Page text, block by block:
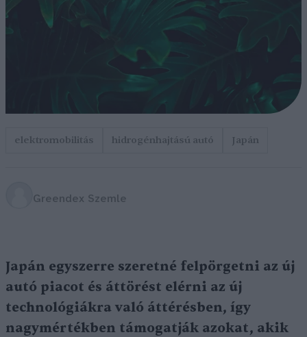
elektromobilitás hidrogénhajtású autó Japán
Greendex Szemle
Japán egyszerre szeretné felpörgetni az új
autó piacot és áttörést elérni az új
technológiákra való áttérésben, így
nagymértékben támogatják azokat, akik